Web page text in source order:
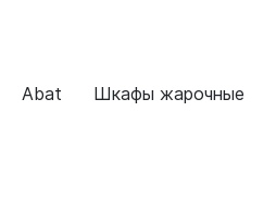
Abat
Шкафы жарочные